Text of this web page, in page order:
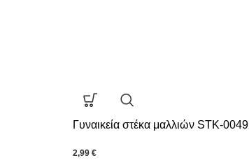
Γυναικεία στέκα μαλλιών STK-0049
2,99 €